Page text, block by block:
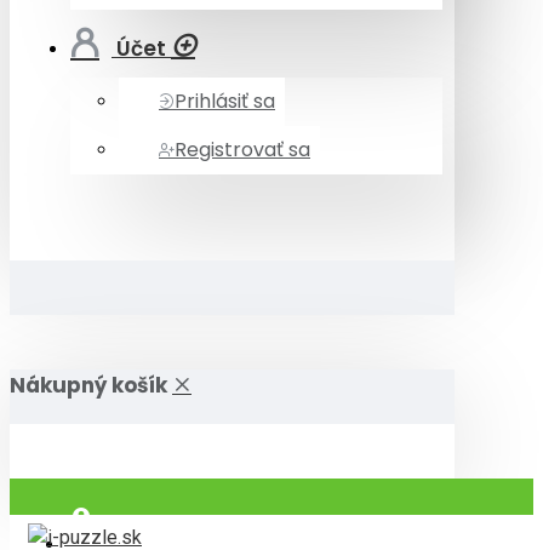
Účet
Prihlásiť sa
Registrovať sa
Nákupný košík
Prihlásiť